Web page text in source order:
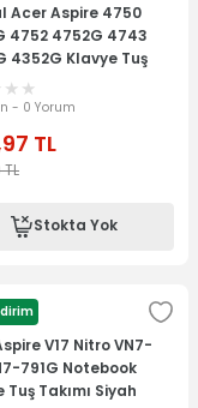
Acer Aspire 4750
4752 4752G 4743
4352G Klavye Tuş
9Z.N1P82.Q0T
- 0 Yorum
TL
TL
Stokta Yok
V17 Nitro VN7-
791G Notebook
Tuş Takımı Siyah